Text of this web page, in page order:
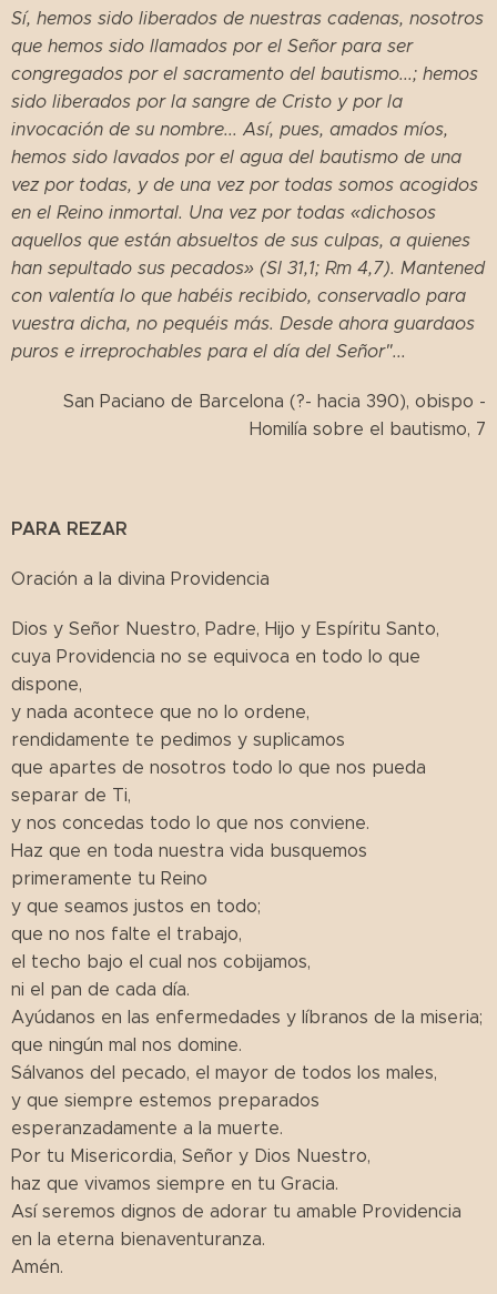
Sí, hemos sido liberados de nuestras cadenas, nosotros
que hemos sido llamados por el Señor para ser
congregados por el sacramento del bautismo...; hemos
sido liberados por la sangre de Cristo y por la
invocación de su nombre... Así, pues, amados míos,
hemos sido lavados por el agua del bautismo de una
vez por todas, y de una vez por todas somos acogidos
en el Reino inmortal. Una vez por todas «dichosos
aquellos que están absueltos de sus culpas, a quienes
han sepultado sus pecados» (Sl 31,1; Rm 4,7). Mantened
con valentía lo que habéis recibido, conservadlo para
vuestra dicha, no pequéis más. Desde ahora guardaos
puros e irreprochables para el día del Señor"...
San Paciano de Barcelona (?- hacia 390), obispo -
Homilía sobre el bautismo, 7
PARA REZAR
Oración a la divina Providencia
Dios y Señor Nuestro, Padre, Hijo y Espíritu Santo,
cuya Providencia no se equivoca en todo lo que
dispone,
y nada acontece que no lo ordene,
rendidamente te pedimos y suplicamos
que apartes de nosotros todo lo que nos pueda
separar de Ti,
y nos concedas todo lo que nos conviene.
Haz que en toda nuestra vida busquemos
primeramente tu Reino
y que seamos justos en todo;
que no nos falte el trabajo,
el techo bajo el cual nos cobijamos,
ni el pan de cada día.
Ayúdanos en las enfermedades y líbranos de la miseria;
que ningún mal nos domine.
Sálvanos del pecado, el mayor de todos los males,
y que siempre estemos preparados
esperanzadamente a la muerte.
Por tu Misericordia, Señor y Dios Nuestro,
haz que vivamos siempre en tu Gracia.
Así seremos dignos de adorar tu amable Providencia
en la eterna bienaventuranza.
Amén.